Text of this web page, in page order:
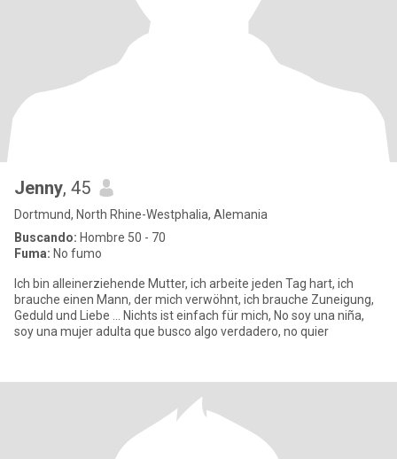
Jenny, 45
Dortmund, North Rhine-Westphalia, Alemania
Buscando: Hombre 50 - 70
Fuma: No fumo
Ich bin alleinerziehende Mutter, ich arbeite jeden Tag hart, ich
brauche einen Mann, der mich verwöhnt, ich brauche Zuneigung,
Geduld und Liebe ... Nichts ist einfach für mich, No soy una niña,
soy una mujer adulta que busco algo verdadero, no quier